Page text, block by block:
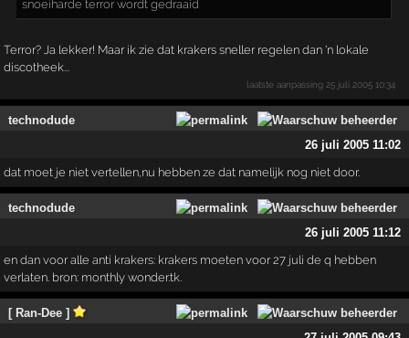
snoeiharde terror wordt gedraaid
Terror? Ja lekker! Maar ik zie dat krakers sneller regelen dan 'n lokale
discotheek...
laatste aanpassing 25 juli 2005 10:34
technodude
26 juli 2005 11:02
dat moet je niet vertellen,nu hebben ze dat namelijk nog niet door.
technodude
26 juli 2005 11:12
en dan voor alle anti krakers: krakers moeten voor 27 juli de q hebben
verlaten. bron: monthly wonder.tk.
[ Ran-Dee ]